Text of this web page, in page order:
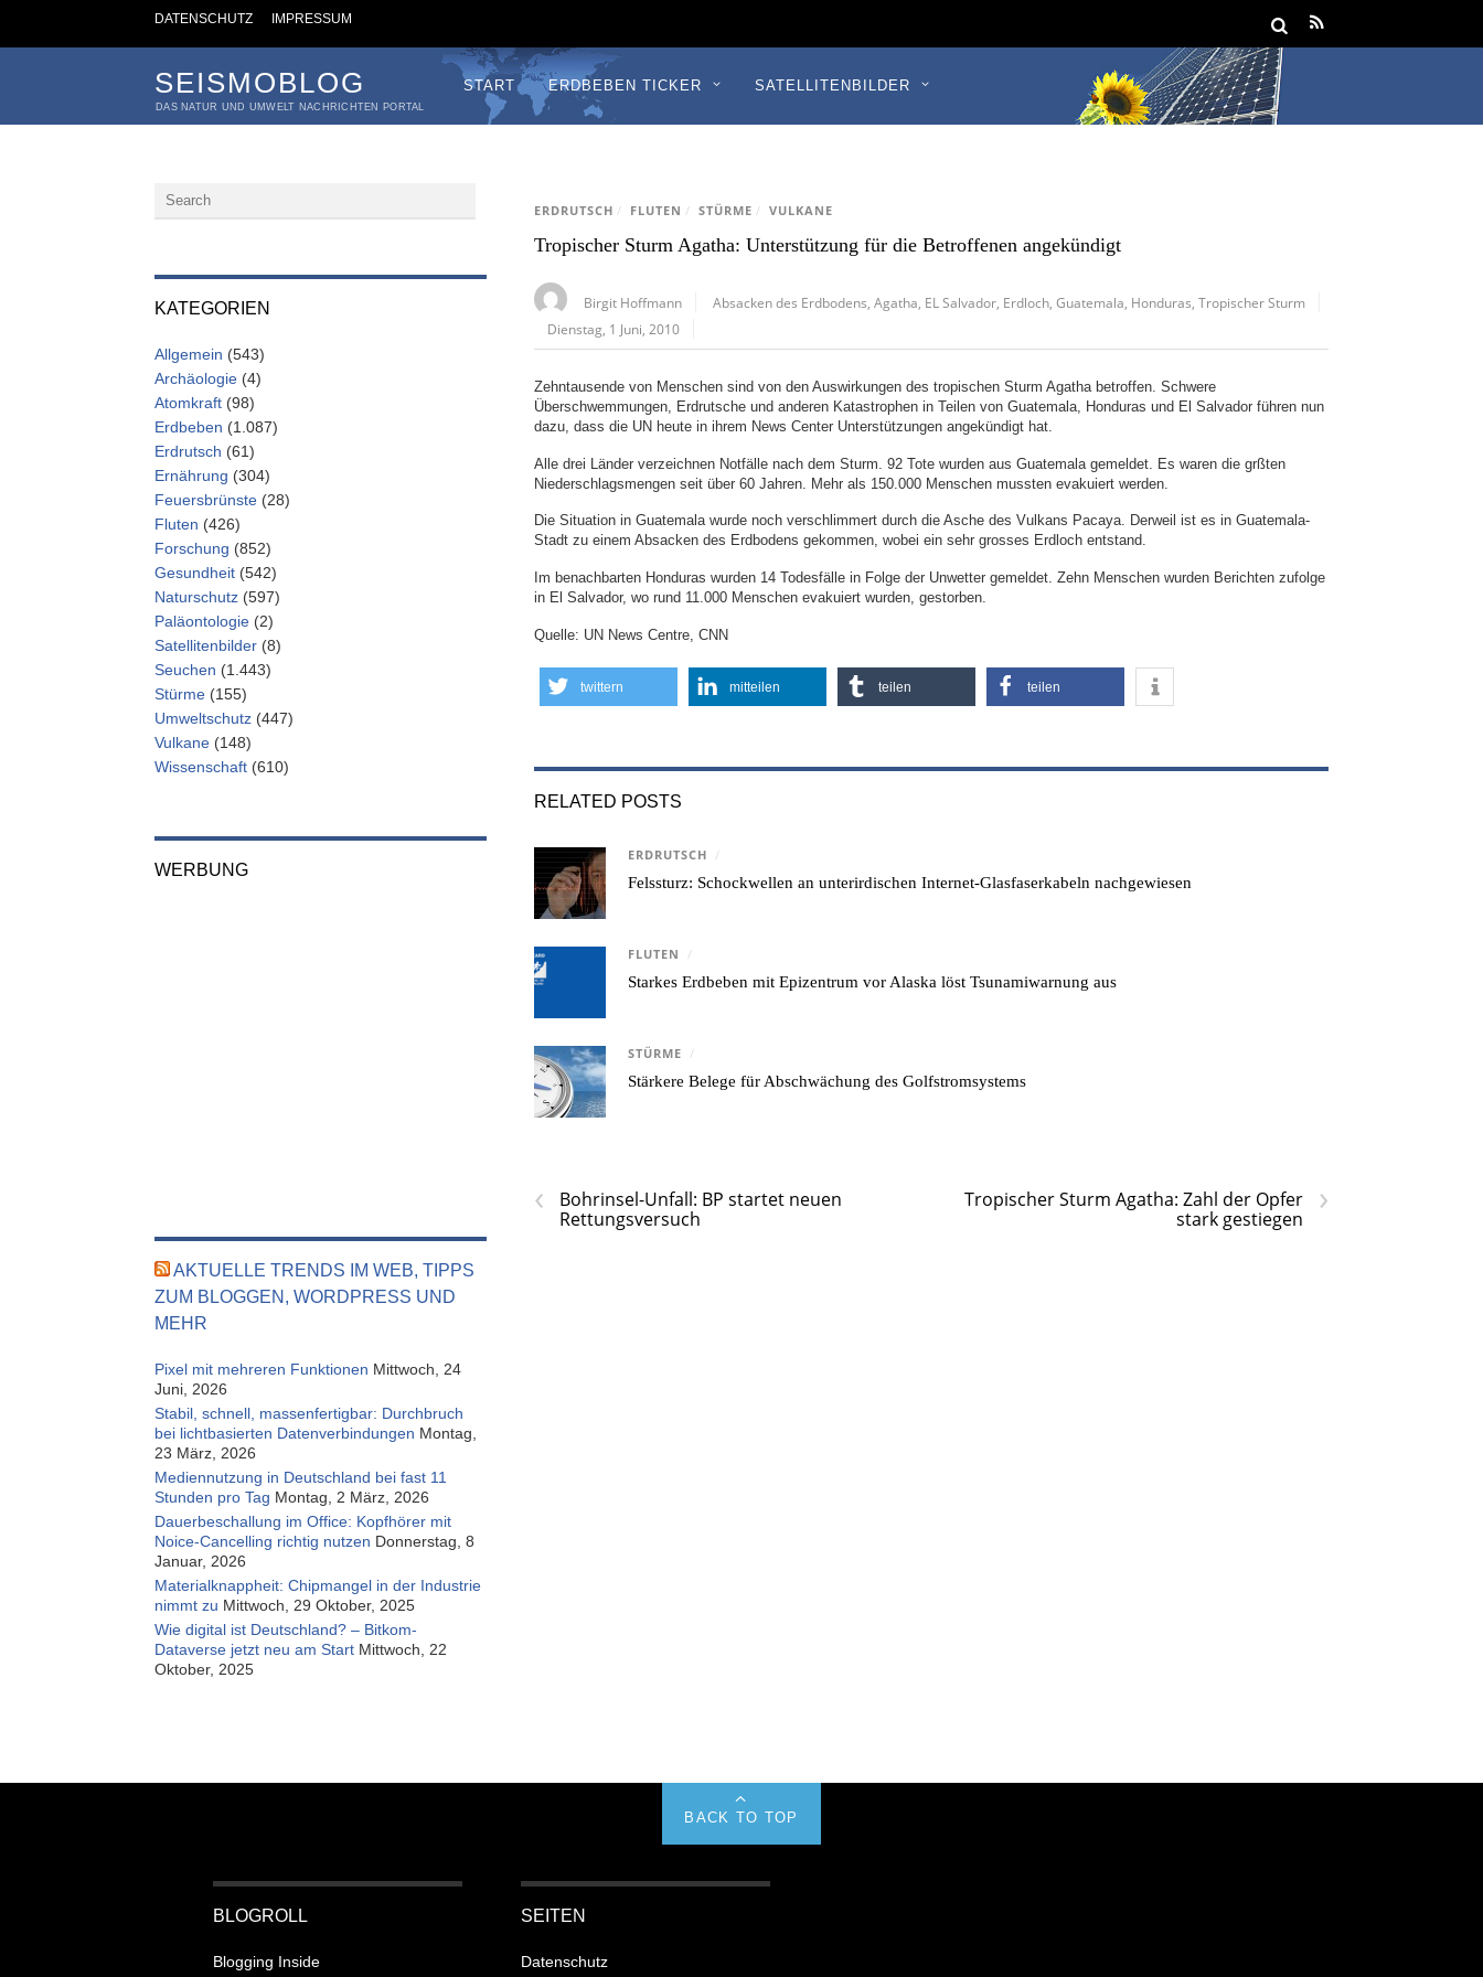
DATENSCHUTZ IMPRESSUM
SEISMOBLOG
DAS NATUR UND UMWELT NACHRICHTEN PORTAL
START ERDBEBEN TICKER SATELLITENBILDER
ERDRUTSCH / FLUTEN / STÜRME / VULKANE
Tropischer Sturm Agatha: Unterstützung für die Betroffenen angekündigt
Birgit Hoffmann Absacken des Erdbodens ,Agatha EL Salvador Erdloch ,Guatemala Honduras ,Tropischer Sturm
Dienstag, 1 Juni, 2010
Zehntausende von Menschen sind von den Auswirkungen des tropischen Sturm Agatha betroffen. Schwere
Überschwemmungen, Erdrutsche und anderen Katastrophen in Teilen von Guatemala, Honduras und El Salvador führen nun
dazu, dass die UN heute in ihrem News Center Unterstützungen angekündigt hat.
Alle drei Länder verzeichnen Notfälle nach dem Sturm. 92 Tote wurden aus Guatemala gemeldet. Es waren die grßten
Niederschlagsmengen seit über 60 Jahren. Mehr als 150.000 Menschen mussten evakuiert werden.
Die Situation in Guatemala wurde noch verschlimmert durch die Asche des Vulkans Pacaya. Derweil ist es in Guatemala-
Stadt zu einem Absacken des Erdbodens gekommen, wobei ein sehr grosses Erdloch entstand.
Im benachbarten Honduras wurden 14 Todesfälle in Folge der Unwetter gemeldet. Zehn Menschen wurden Berichten zufolge
in El Salvador, wo rund 11.000 Menschen evakuiert wurden, gestorben.
Quelle: UN News Centre, CNN
twittern mitteilen teilen teilen
RELATED POSTS
ERDRUTSCH /
Felssturz: Schockwellen an unterirdischen Internet-Glasfaserkabeln nachgewiesen
FLUTEN /
Starkes Erdbeben mit Epizentrum vor Alaska löst Tsunamiwarnung aus
STÜRME /
Stärkere Belege für Abschwächung des Golfstromsystems
‹
Bohrinsel-Unfall: BP startet neuen
Rettungsversuch
›
Tropischer Sturm Agatha: Zahl der Opfer
stark gestiegen
KATEGORIEN
Allgemein (543)
Archäologie (4)
Atomkraft (98)
Erdbeben (1.087)
Erdrutsch (61)
Ernährung (304)
Feuersbrünste (28)
Fluten (426)
Forschung (852)
Gesundheit (542)
Naturschutz (597)
Paläontologie (2)
Satellitenbilder (8)
Seuchen (1.443)
Stürme (155)
Umweltschutz (447)
Vulkane (148)
Wissenschaft (610)
WERBUNG
AKTUELLE TRENDS IM WEB, TIPPS
ZUM BLOGGEN, WORDPRESS UND
MEHR
Pixel mit mehreren Funktionen Mittwoch, 24
Juni, 2026
Stabil, schnell, massenfertigbar: Durchbruch
bei lichtbasierten Datenverbindungen Montag,
23 März, 2026
Mediennutzung in Deutschland bei fast 11
Stunden pro Tag Montag, 2 März, 2026
Dauerbeschallung im Office: Kopfhörer mit
Noice-Cancelling richtig nutzen Donnerstag, 8
Januar, 2026
Materialknappheit: Chipmangel in der Industrie
nimmt zu Mittwoch, 29 Oktober, 2025
Wie digital ist Deutschland? – Bitkom-
Dataverse jetzt neu am Start Mittwoch, 22
Oktober, 2025
BACK TO TOP
BLOGROLL
Blogging Inside
SEITEN
Datenschutz